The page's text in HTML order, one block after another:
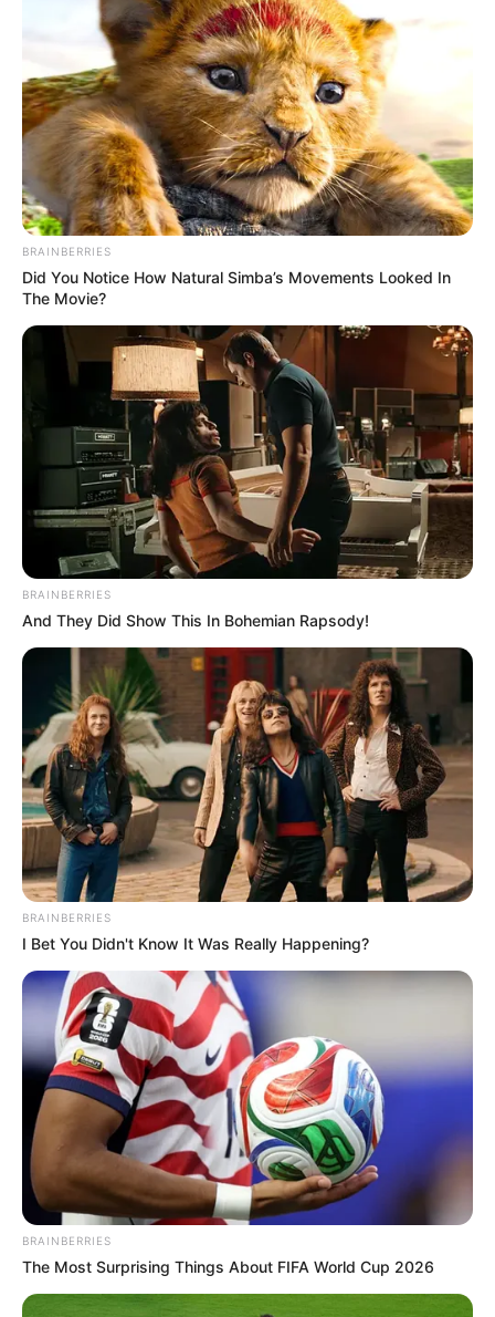
BRAINBERRIES
Did You Notice How Natural Simba’s Movements Looked In
The Movie?
BRAINBERRIES
And They Did Show This In Bohemian Rapsody!
BRAINBERRIES
I Bet You Didn't Know It Was Really Happening?
BRAINBERRIES
The Most Surprising Things About FIFA World Cup 2026